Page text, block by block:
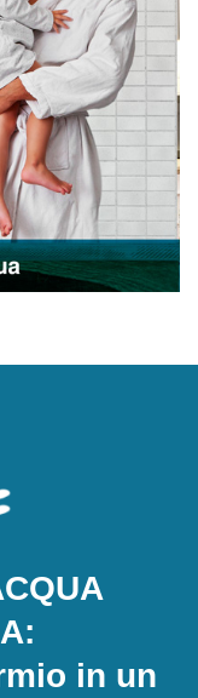
in un